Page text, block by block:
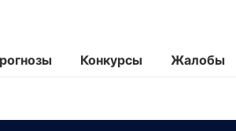
Конкурсы Жалобы